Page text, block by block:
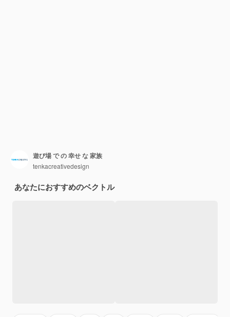
遊び場 で の 幸せ な 家族
tenkacreativedesign
あなたにおすすめのベクトル